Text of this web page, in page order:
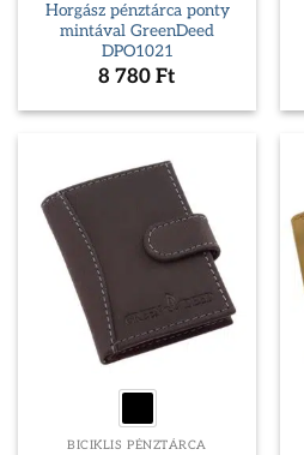
Horgász pénztárca ponty
mintával GreenDeed
DPO1021
8 780 Ft
BICIKLIS PÉNZTÁRCA